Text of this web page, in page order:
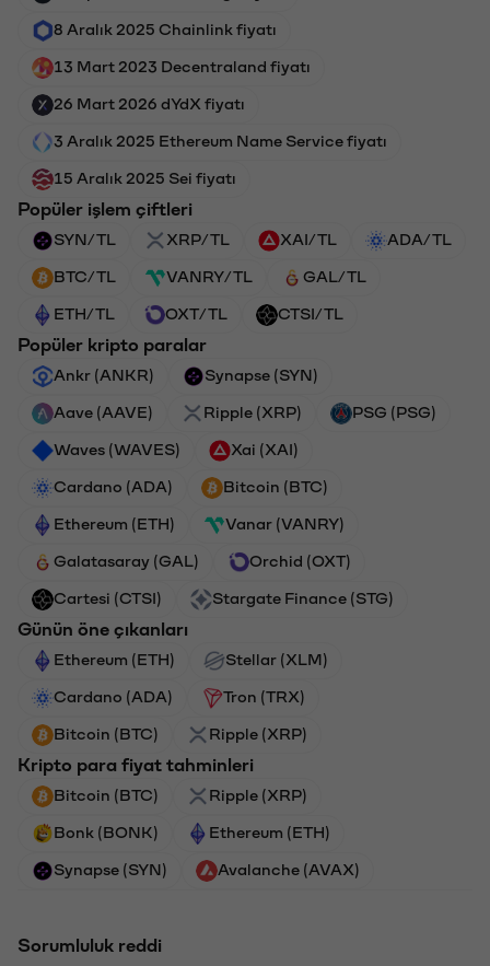
8 Aralık 2025 Chainlink fiyatı
13 Mart 2023 Decentraland fiyatı
26 Mart 2026 dYdX fiyatı
3 Aralık 2025 Ethereum Name Service fiyatı
15 Aralık 2025 Sei fiyatı
Popüler işlem çiftleri
SYN/TL XRP/TL XAI/TL ADA/TL
BTC/TL VANRY/TL GAL/TL
ETH/TL OXT/TL CTSI/TL
Popüler kripto paralar
Ankr (ANKR) Synapse (SYN)
Aave (AAVE) Ripple (XRP) PSG (PSG)
Waves (WAVES) Xai (XAI)
Cardano (ADA) Bitcoin (BTC)
Ethereum (ETH) Vanar (VANRY)
Galatasaray (GAL) Orchid (OXT)
Cartesi (CTSI) Stargate Finance (STG)
Günün öne çıkanları
Ethereum (ETH) Stellar (XLM)
Cardano (ADA) Tron (TRX)
Bitcoin (BTC) Ripple (XRP)
Kripto para fiyat tahminleri
Bitcoin (BTC) Ripple (XRP)
Bonk (BONK) Ethereum (ETH)
Synapse (SYN) Avalanche (AVAX)
Sorumluluk reddi